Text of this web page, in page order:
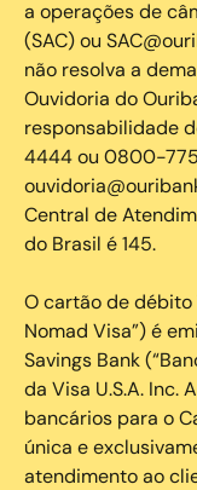
a operações de
(SAC) ou
não resolva a
Ouvidoria do
responsabilidade
4444 ou 0800-
Central de
do Brasil é 145.
O cartão de débito
Nomad Visa”) é
Savings Bank
da Visa U.S.A. Inc.
bancários para o
única e
atendimento ao